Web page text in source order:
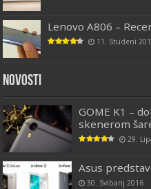
Lenovo A806 –
11. Studeni
Novosti
GOME K1 –
skenerom
29.
Asus
30. Svibanj 2016